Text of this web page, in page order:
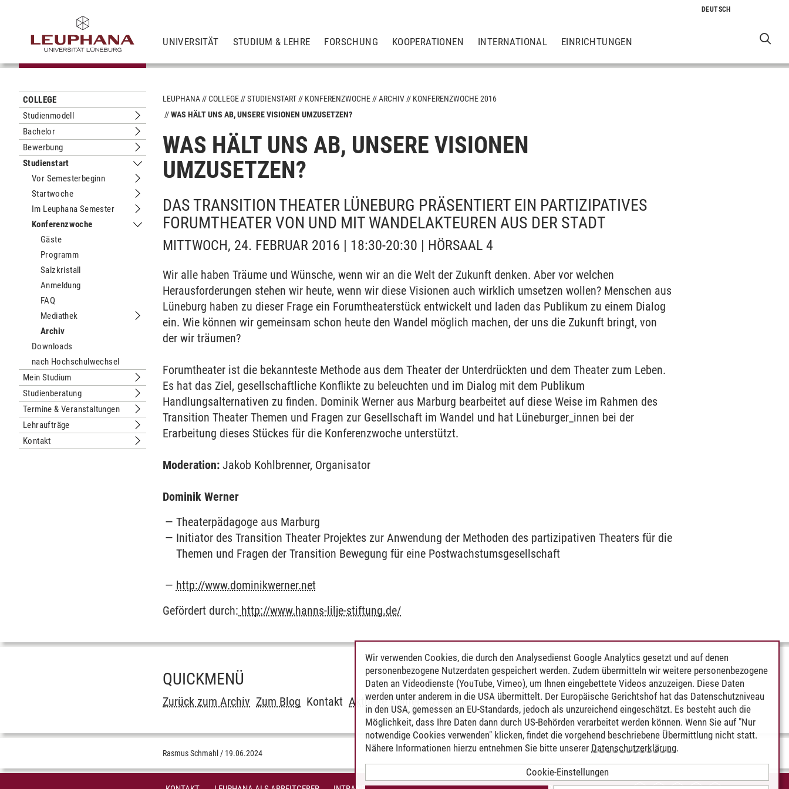
UNIVERSITÄT STUDIUM & LEHRE FORSCHUNG KOOPERATIONEN INTERNATIONAL EINRICHTUNGEN
COLLEGE
Studienmodell
Untermenu Studienmodell
Bachelor
Untermenu Bachelor
Bewerbung
Untermenu Bewerbung
Studienstart
Untermenu Studienstart
Vor Semesterbeginn
Untermenu Vor Semesterbeginn
Startwoche
Untermenu Startwoche
Im Leuphana Semester
Untermenu Im Leuphana Semester
Konferenzwoche
Untermenu Konferenzwoche
Gäste
Programm
Salzkristall
Anmeldung
FAQ
Mediathek
Untermenu Mediathek
Archiv
Downloads
nach Hochschulwechsel
Mein Studium
Untermenu Mein Studium
Studienberatung
Untermenu Studienberatung
Termine & Veranstaltungen
Untermenu Termine & Veranstaltungen
Lehraufträge
Untermenu Lehraufträge
Kontakt
Untermenu Kontakt
LEUPHANA COLLEGE STUDIENSTART KONFERENZWOCHE ARCHIV
KONFERENZWOCHE 2016
WAS HÄLT UNS AB, UNSERE VISIONEN UMZUSETZEN?
WAS HÄLT UNS AB, UNSERE VISIONEN
UMZUSETZEN?
DAS TRANSITION THEATER LÜNEBURG PRÄSENTIERT EIN PARTIZIPATIVES
FORUMTHEATER VON UND MIT WANDELAKTEUREN AUS DER STADT
MITTWOCH, 24. FEBRUAR 2016 | 18:30-20:30 | HÖRSAAL 4
Wir alle haben Träume und Wünsche, wenn wir an die Welt der Zukunft denken. Aber vor welchen
Herausforderungen stehen wir heute, wenn wir diese Visionen auch wirklich umsetzen wollen? Menschen aus
Lüneburg haben zu dieser Frage ein Forumtheaterstück entwickelt und laden das Publikum zu einem Dialog
ein. Wie können wir gemeinsam schon heute den Wandel möglich machen, der uns die Zukunft bringt, von
der wir träumen?
Forumtheater ist die bekannteste Methode aus dem Theater der Unterdrückten und dem Theater zum Leben.
Es hat das Ziel, gesellschaftliche Konflikte zu beleuchten und im Dialog mit dem Publikum
Handlungsalternativen zu finden. Dominik Werner aus Marburg bearbeitet auf diese Weise im Rahmen des
Transition Theater Themen und Fragen zur Gesellschaft im Wandel und hat Lüneburger_innen bei der
Erarbeitung dieses Stückes für die Konferenzwoche unterstützt.
Moderation: Jakob Kohlbrenner, Organisator
Dominik Werner
Theaterpädagoge aus Marburg
Initiator des Transition Theater Projektes zur Anwendung der Methoden des partizipativen Theaters für die
Themen und Fragen der Transition Bewegung für eine Postwachstumsgesellschaft
http://www.dominikwerner.net
Gefördert durch: http://www.hanns-lilje-stiftung.de/
QUICKMENÜ
Zurück zum Archiv Zum Blog KontaktAktuelle Konferenzwoche
Rasmus Schmahl / 19.06.2024
Wir verwenden Cookies, die durch den Analysedienst Google Analytics gesetzt und auf denen
personenbezogene Nutzerdaten gespeichert werden. Zudem übermitteln wir weitere personenbezogene
Daten an Videodienste (YouTube, Vimeo), um Ihnen eingebettete Videos anzuzeigen. Diese Daten
werden unter anderem in die USA übermittelt. Der Europäische Gerichtshof hat das Datenschutzniveau
in den USA, gemessen an EU-Standards, jedoch als unzureichend eingeschätzt. Es besteht auch die
Möglichkeit, dass Ihre Daten dann durch US-Behörden verarbeitet werden können. Wenn Sie auf "Nur
notwendige Cookies verwenden" klicken, findet die vorgehend beschriebene Übermittlung nicht statt.
Nähere Informationen hierzu entnehmen Sie bitte unserer Datenschutzerklärung.
Cookie-Einstellungen